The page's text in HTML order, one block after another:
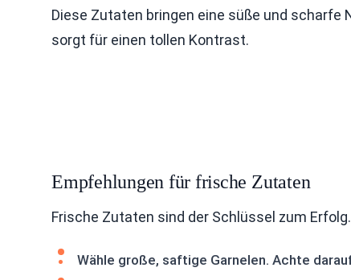
Diese Zutaten bringen eine süße und scharfe
sorgt für einen tollen Kontrast.
Empfehlungen für frische Zutaten
Frische Zutaten sind der Schlüssel zum
Wähle große, saftige Garnelen. Achte